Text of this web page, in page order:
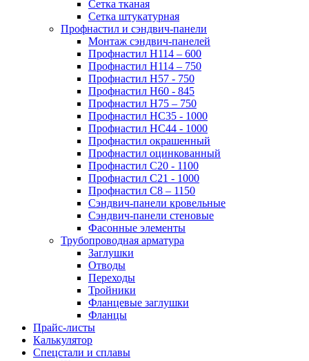
Сетка тканая
Сетка штукатурная
Профнастил и сэндвич-панели
Монтаж сэндвич-панелей
Профнастил Н114 – 600
Профнастил Н114 – 750
Профнастил Н57 - 750
Профнастил Н60 - 845
Профнастил Н75 – 750
Профнастил НС35 - 1000
Профнастил НС44 - 1000
Профнастил окрашенный
Профнастил оцинкованный
Профнастил С20 - 1100
Профнастил С21 - 1000
Профнастил С8 – 1150
Сэндвич-панели кровельные
Сэндвич-панели стеновые
Фасонные элементы
Трубопроводная арматура
Заглушки
Отводы
Переходы
Тройники
Фланцевые заглушки
Фланцы
Прайс-листы
Калькулятор
Спецстали и сплавы